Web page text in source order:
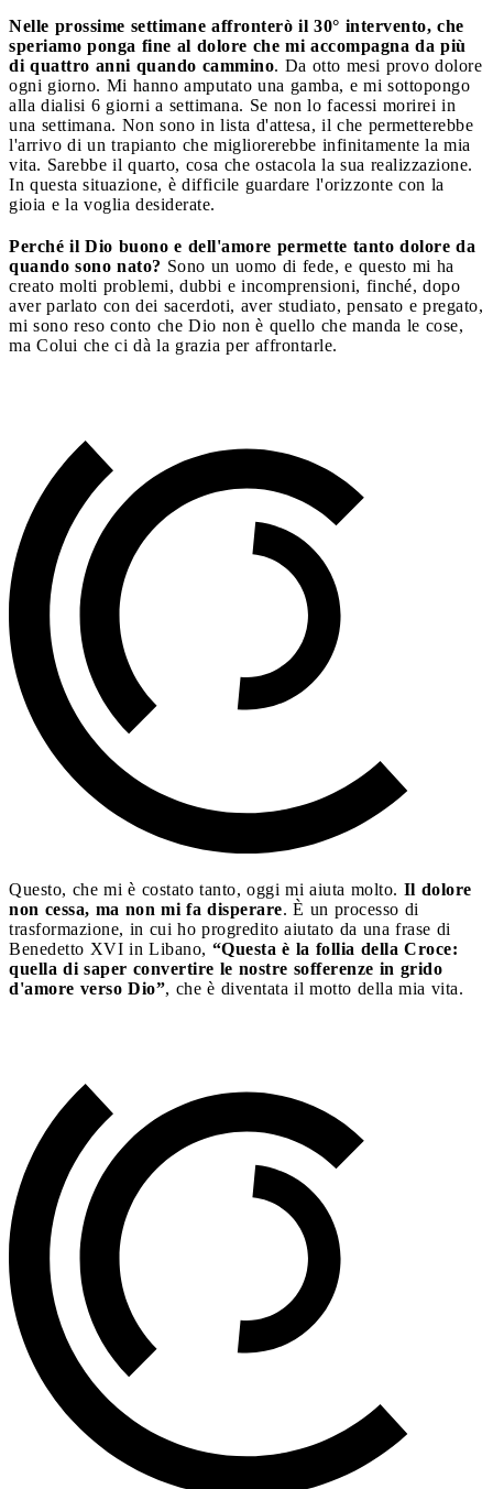
Nelle prossime settimane affronterò il 30° intervento, che
speriamo ponga fine al dolore che mi accompagna da più
di quattro anni quando cammino. Da otto mesi provo dolore
ogni giorno. Mi hanno amputato una gamba, e mi sottopongo
alla dialisi 6 giorni a settimana. Se non lo facessi morirei in
una settimana. Non sono in lista d'attesa, il che permetterebbe
l'arrivo di un trapianto che migliorerebbe infinitamente la mia
vita. Sarebbe il quarto, cosa che ostacola la sua realizzazione.
In questa situazione, è difficile guardare l'orizzonte con la
gioia e la voglia desiderate.
Perché il Dio buono e dell'amore permette tanto dolore da
quando sono nato? Sono un uomo di fede, e questo mi ha
creato molti problemi, dubbi e incomprensioni, finché, dopo
aver parlato con dei sacerdoti, aver studiato, pensato e pregato,
mi sono reso conto che Dio non è quello che manda le cose,
ma Colui che ci dà la grazia per affrontarle.
Questo, che mi è costato tanto, oggi mi aiuta molto. Il dolore
non cessa, ma non mi fa disperare. È un processo di
trasformazione, in cui ho progredito aiutato da una frase di
Benedetto XVI in Libano, “Questa è la follia della Croce:
quella di saper convertire le nostre sofferenze in grido
d'amore verso Dio”, che è diventata il motto della mia vita.